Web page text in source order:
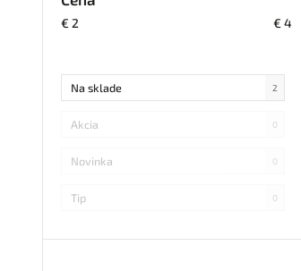
€ 2 € 4
Na sklade 2
Akcia 0
Novinka 0
Tip 0